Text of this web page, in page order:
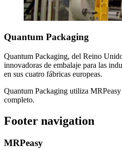
Quantum Packaging
Quantum Packaging, del Reino
innovadoras de embalaje para las
en sus cuatro fábricas europeas.
Quantum Packaging utiliza
completo.
Footer navigation
MRPeasy